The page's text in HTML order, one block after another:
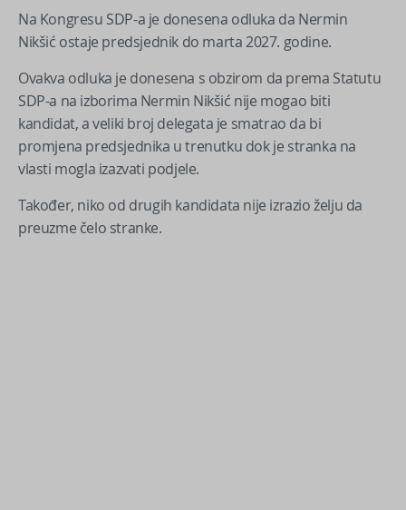
Na Kongresu SDP-a je donesena odluka da Nermin
Nikšić ostaje predsjednik do marta 2027. godine.
Ovakva odluka je donesena s obzirom da prema Statutu
SDP-a na izborima Nermin Nikšić nije mogao biti
kandidat, a veliki broj delegata je smatrao da bi
promjena predsjednika u trenutku dok je stranka na
vlasti mogla izazvati podjele.
Također, niko od drugih kandidata nije izrazio želju da
preuzme čelo stranke.